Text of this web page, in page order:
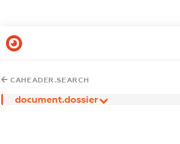
CAHEADER.SEARCH
document.dossier